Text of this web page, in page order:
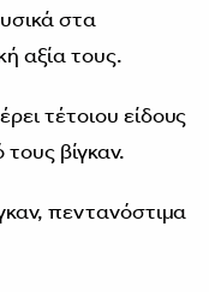
στα
αξία τους.
τέτοιου είδους
βίγκαν.
πεντανόστιμα